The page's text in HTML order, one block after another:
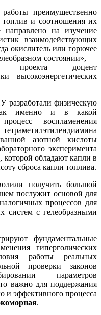
преимущественно
топлив и соотношения их
направлено на изучение
взаимодействующих
окислитель или горючее
состоянии», —
проекта доцент
высокоэнергетических
разработали физическую
именно и в какой
процесс воспламенения
азотной кислоты
эксперимента
которой обладают капли в
сброса капли топлива.
получить большой
послужит основой для
процессов для
систем с гелеобразными
фундаментальные
гиперголических
работы реальных
проверки законов
параметров
важно для поддержания
и эффективного процесса
.